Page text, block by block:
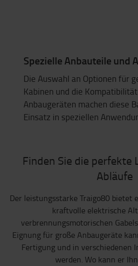
Spezielle Anbauteile und
Die Auswahl an Optionen für
Kabinen und die
Anbaugeräten machen diese
Einsatz in speziellen
Finden Sie die perfekte
Abläufe
Der leistungsstarke Traigo80 bietet
kraftvolle elektrische
verbrennungsmotorischen
Eignung für große Anbaugeräte
Fertigung und in verschiedenen
werden. Wo kann er